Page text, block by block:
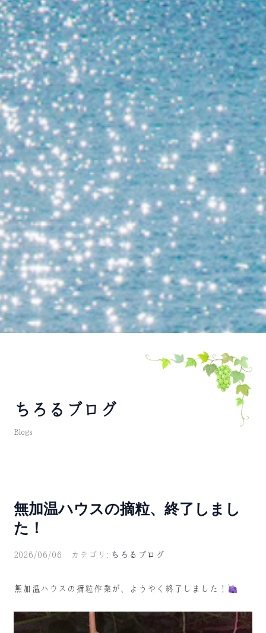
ちろるブログ
Blogs
無加温ハウスの摘粒、終了しまし
た！
2026/06/06 カテゴリ: ちろるブログ
無加温ハウスの摘粒作業が、ようやく終了しました！